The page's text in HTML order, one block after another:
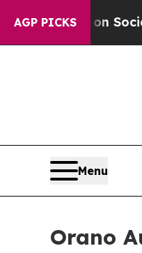
AGP PICKSon Social
Menu
Orano